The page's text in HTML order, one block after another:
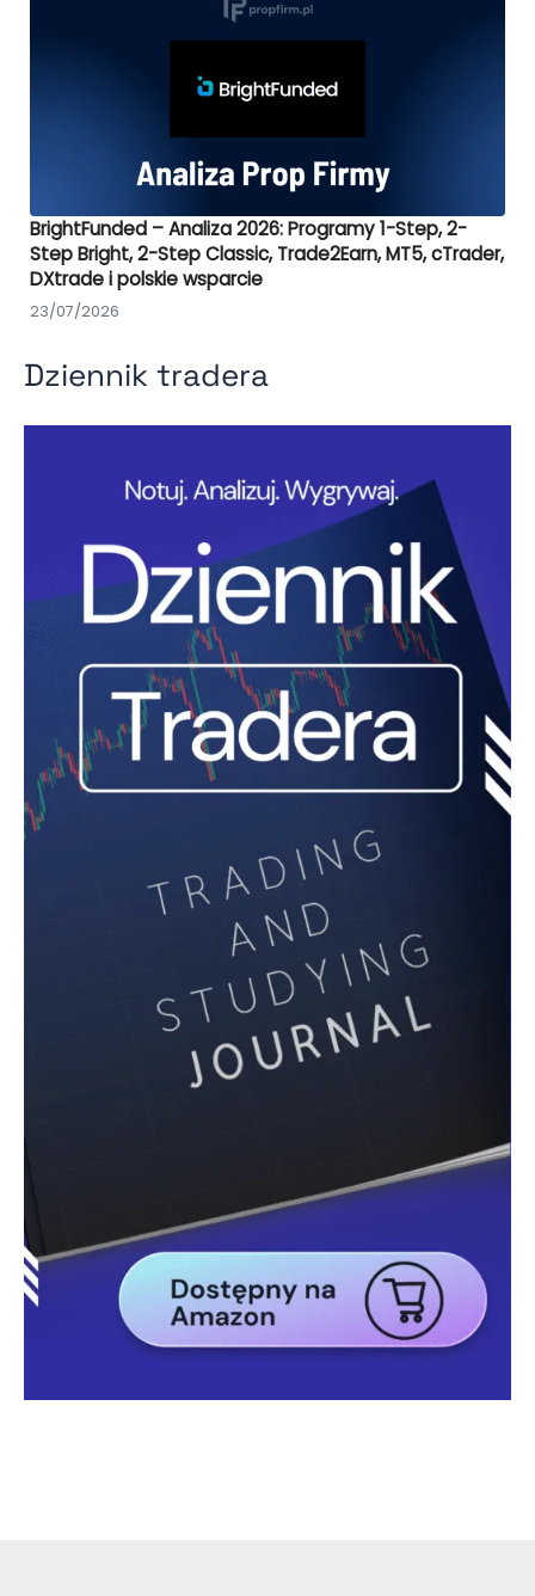
BrightFunded – Analiza 2026: Programy 1-Step, 2-
Step Bright, 2-Step Classic, Trade2Earn, MT5, cTrader,
DXtrade i polskie wsparcie
23/07/2026
Dziennik tradera